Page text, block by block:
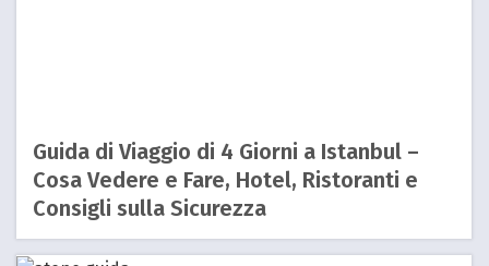
Guida di Viaggio di 4 Giorni a Istanbul –
Cosa Vedere e Fare, Hotel, Ristoranti e
Consigli sulla Sicurezza